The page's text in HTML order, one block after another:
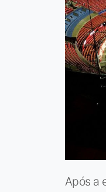
Após a